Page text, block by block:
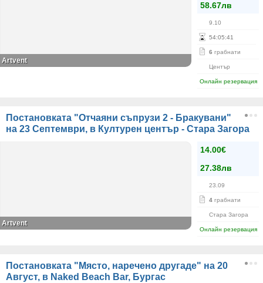
58.67лв
9.10
54:05:41
6 грабнати
Център
Онлайн резервация
Artvent
Постановката "Отчаяни съпрузи 2 - Бракувани"
на 23 Септември, в Културен център - Стара Загора
14.00€
27.38лв
23.09
4 грабнати
Стара Загора
Онлайн резервация
Artvent
Постановката "Място, наречено другаде" на 20
Август, в Naked Beach Bar, Бургас